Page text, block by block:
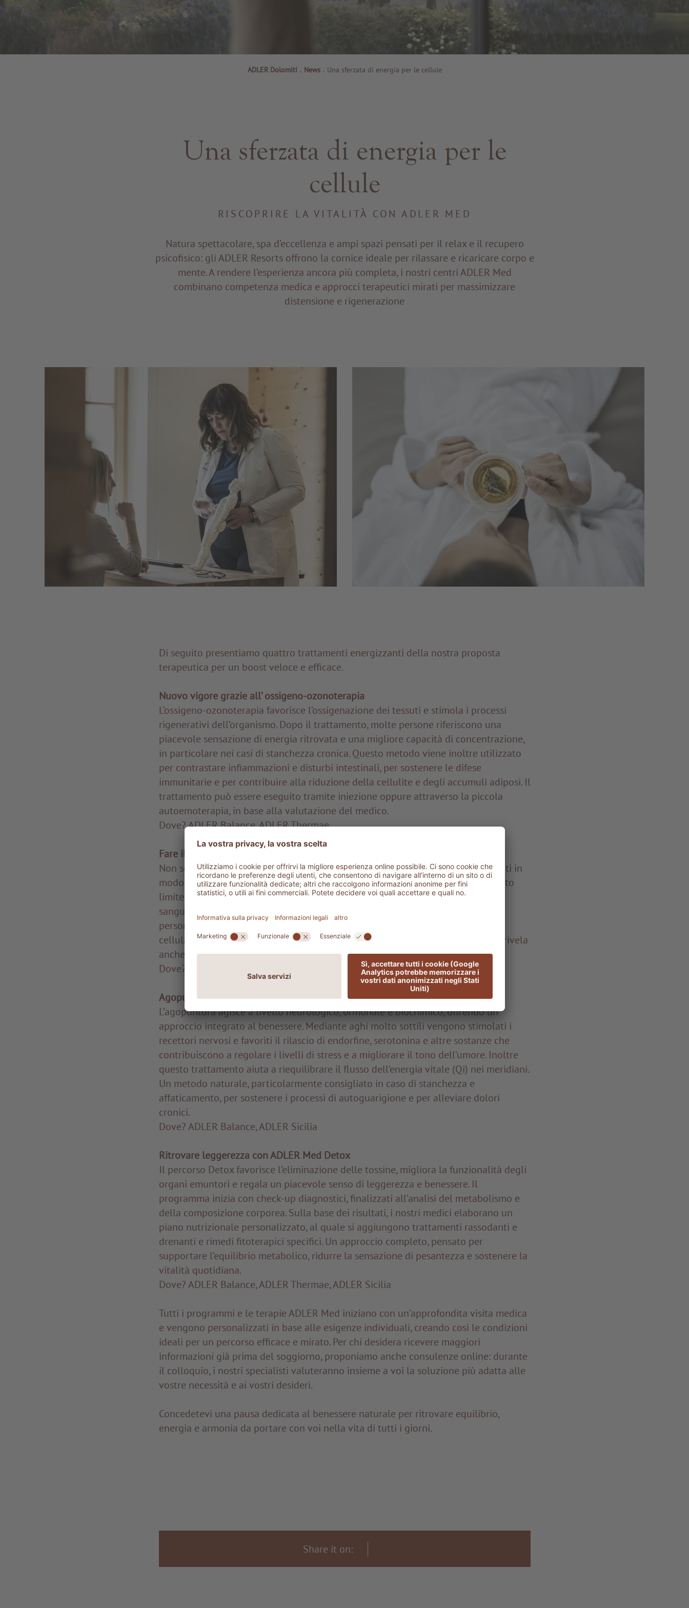
ADLER Dolomiti . News . Una sferzata di energia per le cellule
Una sferzata di energia per le
cellule
RISCOPRIRE LA VITALITÀ CON ADLER MED
Natura spettacolare, spa d’eccellenza e ampi spazi pensati per il relax e il recupero
psicofisico: gli ADLER Resorts offrono la cornice ideale per rilassare e ricaricare corpo e
mente. A rendere l’esperienza ancora più completa, i nostri centri ADLER Med
combinano competenza medica e approcci terapeutici mirati per massimizzare
distensione e rigenerazione
Di seguito presentiamo quattro trattamenti energizzanti della nostra proposta
terapeutica per un boost veloce e efficace.
Nuovo vigore grazie all’ ossigeno-ozonoterapia
L’ossigeno-ozonoterapia favorisce l’ossigenazione dei tessuti e stimola i processi
rigenerativi dell’organismo. Dopo il trattamento, molte persone riferiscono una
piacevole sensazione di energia ritrovata e una migliore capacità di concentrazione,
in particolare nei casi di stanchezza cronica. Questo metodo viene inoltre utilizzato
per contrastare infiammazioni e disturbi intestinali, per sostenere le difese
immunitarie e per contribuire alla riduzione della cellulite e degli accumuli adiposi. Il
trattamento può essere eseguito tramite iniezione oppure attraverso la piccola
autoemoterapia, in base alla valutazione del medico.
Dove? ADLER Balance, ADLER Thermae
Fare il pieno di vitamine con la terapia infusionale
Non sempre i micronutrienti assunti attraverso l’alimentazione vengono assorbiti in
modo ottimale dall’organismo. La terapia infusionale permette di superare questo
limite, veicolando vitamine, minerali e antiossidanti direttamente nel flusso
sanguigno, assicurando così un utilizzo rapido ed efficace. Cocktail infusionali
personalizzati favoriscono il benessere generale, sostengono il rinnovamento
cellulare e aiutano a contrastare i processi di invecchiamento. Il trattamento si rivela
anche utile nei periodi di forte stress o durante il recupero dopo una malattia.
Dove? ADLER Balance, ADLER Thermae
Agopuntura per equilibrare corpo e mente
L’agopuntura agisce a livello neurologico, ormonale e biochimico, offrendo un
approccio integrato al benessere. Mediante aghi molto sottili vengono stimolati i
recettori nervosi e favoriti il rilascio di endorfine, serotonina e altre sostanze che
contribuiscono a regolare i livelli di stress e a migliorare il tono dell’umore. Inoltre
questo trattamento aiuta a riequilibrare il flusso dell’energia vitale (Qi) nei meridiani.
Un metodo naturale, particolarmente consigliato in caso di stanchezza e
affaticamento, per sostenere i processi di autoguarigione e per alleviare dolori
cronici.
Dove? ADLER Balance, ADLER Sicilia
Ritrovare leggerezza con ADLER Med Detox
Il percorso Detox favorisce l’eliminazione delle tossine, migliora la funzionalità degli
organi emuntori e regala un piacevole senso di leggerezza e benessere. Il
programma inizia con check-up diagnostici, finalizzati all’analisi del metabolismo e
della composizione corporea. Sulla base dei risultati, i nostri medici elaborano un
piano nutrizionale personalizzato, al quale si aggiungono trattamenti rassodanti e
drenanti e rimedi fitoterapici specifici. Un approccio completo, pensato per
supportare l’equilibrio metabolico, ridurre la sensazione di pesantezza e sostenere la
vitalità quotidiana.
Dove? ADLER Balance, ADLER Thermae, ADLER Sicilia
Tutti i programmi e le terapie ADLER Med iniziano con un’approfondita visita medica
e vengono personalizzati in base alle esigenze individuali, creando così le condizioni
ideali per un percorso efficace e mirato. Per chi desidera ricevere maggiori
informazioni già prima del soggiorno, proponiamo anche consulenze online: durante
il colloquio, i nostri specialisti valuteranno insieme a voi la soluzione più adatta alle
vostre necessità e ai vostri desideri.
Concedetevi una pausa dedicata al benessere naturale per ritrovare equilibrio,
energia e armonia da portare con voi nella vita di tutti i giorni.
Share it on: